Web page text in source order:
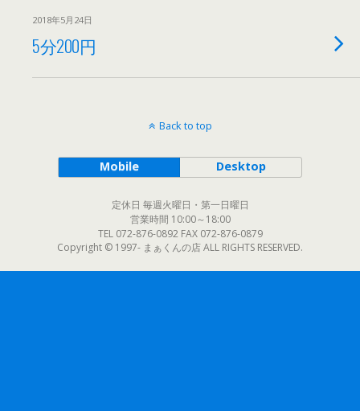
2018年5月24日
5分200円
Back to top
Mobile Desktop
定休日 毎週火曜日・第一日曜日
営業時間 10:00～18:00
TEL 072-876-0892 FAX 072-876-0879
Copyright © 1997- まぁくんの店 ALL RIGHTS RESERVED.